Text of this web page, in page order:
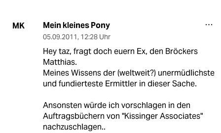
MK Mein kleines Pony
05.09.2011, 12:28 Uhr
Hey taz, fragt doch euern Ex, den Bröckers
Matthias.
Meines Wissens der (weltweit?) unermüdlichste
und fundierteste Ermittler in dieser Sache.
Ansonsten würde ich vorschlagen in den
Auftragsbüchern von "Kissinger Associates"
nachzuschlagen..